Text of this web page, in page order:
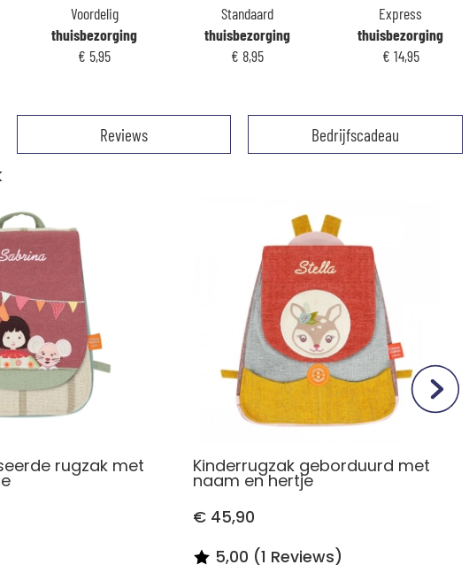
Voordelig
thuisbezorging
€ 5,95
Standaard
thuisbezorging
€ 8,95
Express
thuisbezorging
€ 14,95
Reviews Bedrijfscadeau
rugzak met Kinderrugzak geborduurd met
naam en hertje
€ 45,90
5,00 (1 Reviews)